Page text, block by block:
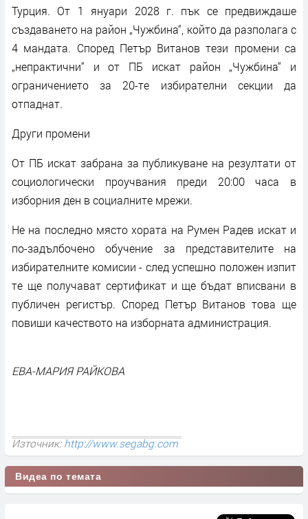
Турция. От 1 януари 2028 г. пък се предвиждаше
създаването на район „Чужбина“, който да разполага с
4 мандата. Според Петър Витанов тези промени са
„непрактични“ и от ПБ искат район „Чужбина“ и
ограничението за 20-те избирателни секции да
отпаднат.
Други промени
От ПБ искат забрана за публикуване на резултати от
социологически проучвания преди 20:00 часа в
изборния ден в социалните мрежи.
Не на последно място хората на Румен Радев искат и
по-задълбочено обучение за представителите на
избирателните комисии - след успешно положен изпит
те ще получават сертификат и ще бъдат вписвани в
публичен регистър. Според Петър Витанов това ще
повиши качеството на изборната администрация.
ЕВА-МАРИЯ РАЙКОВА
Източник:http://www.segabg.com
Видеа по темата